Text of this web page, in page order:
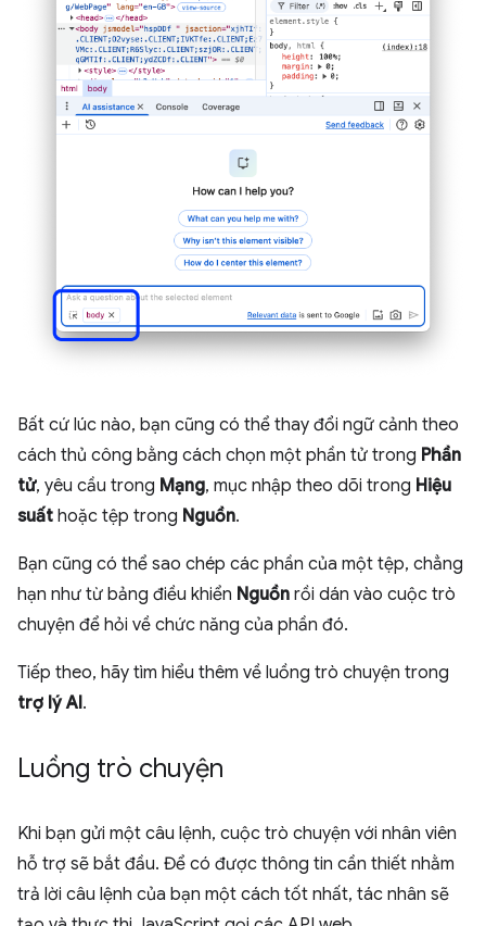
Bất cứ lúc nào, bạn cũng có thể thay đổi ngữ cảnh theo
cách thủ công bằng cách chọn một phần tử trong Phần
tử, yêu cầu trong Mạng, mục nhập theo dõi trong Hiệu
suất hoặc tệp trong Nguồn.
Bạn cũng có thể sao chép các phần của một tệp, chẳng
hạn như từ bảng điều khiển Nguồn rồi dán vào cuộc trò
chuyện để hỏi về chức năng của phần đó.
Tiếp theo, hãy tìm hiểu thêm về luồng trò chuyện trong
trợ lý AI.
Luồng trò chuyện
Khi bạn gửi một câu lệnh, cuộc trò chuyện với nhân viên
hỗ trợ sẽ bắt đầu. Để có được thông tin cần thiết nhằm
trả lời câu lệnh của bạn một cách tốt nhất, tác nhân sẽ